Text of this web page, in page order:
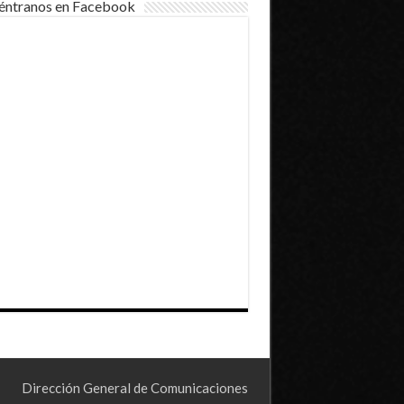
en Facebook
Dirección General de Comunicaciones